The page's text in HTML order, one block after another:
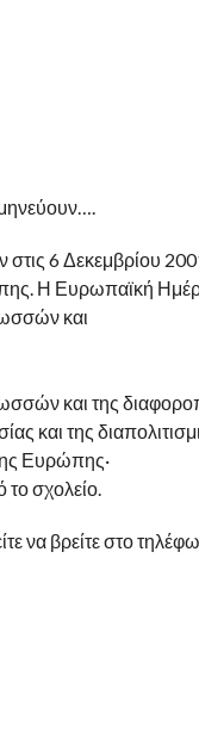
6 Δεκεμβρίου
Η Ευρωπαϊκή
και
και της
και της
Ευρώπης·
σχολείο.
να βρείτε στο